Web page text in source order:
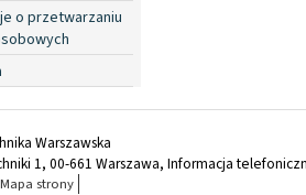
o przetwarzaniu
Warszawska
1, 00-661 Warszawa, Informacja
Mapa strony